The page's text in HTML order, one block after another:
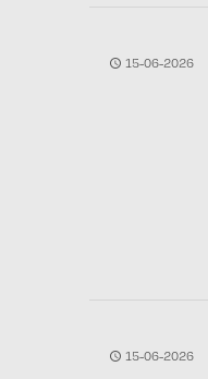
15-06-2026
15-06-2026